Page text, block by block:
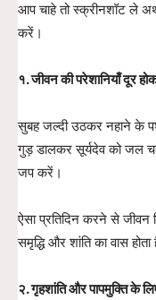
आप चाहे तो स्क्रीनशॉट ले
करें।
१. जीवन की परेशानियाँ दूर
सुबह जल्दी उठकर नहाने के
गुड़ डालकर सूर्यदेव को जल
जप करें।
ऐसा प्रतिदिन करने से जीवन
समृद्धि और शांति का वास होता
२. गृहशांति और पापमुक्ति के